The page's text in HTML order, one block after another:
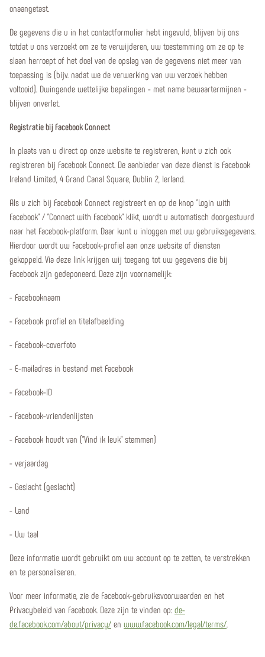
onaangetast.
De gegevens die u in het contactformulier hebt ingevuld, blijven bij ons
totdat u ons verzoekt om ze te verwijderen, uw toestemming om ze op te
slaan herroept of het doel van de opslag van de gegevens niet meer van
toepassing is (bijv. nadat we de verwerking van uw verzoek hebben
voltooid). Dwingende wettelijke bepalingen - met name bewaartermijnen -
blijven onverlet.
Registratie bij Facebook Connect
In plaats van u direct op onze website te registreren, kunt u zich ook
registreren bij Facebook Connect. De aanbieder van deze dienst is Facebook
Ireland Limited, 4 Grand Canal Square, Dublin 2, Ierland.
Als u zich bij Facebook Connect registreert en op de knop "Login with
Facebook" / "Connect with Facebook" klikt, wordt u automatisch doorgestuurd
naar het Facebook-platform. Daar kunt u inloggen met uw gebruiksgegevens.
Hierdoor wordt uw Facebook-profiel aan onze website of diensten
gekoppeld. Via deze link krijgen wij toegang tot uw gegevens die bij
Facebook zijn gedeponeerd. Deze zijn voornamelijk:
- Facebooknaam
- Facebook profiel en titelafbeelding
- Facebook-coverfoto
- E-mailadres in bestand met Facebook
- Facebook-ID
- Facebook-vriendenlijsten
- Facebook houdt van ("Vind ik leuk" stemmen)
- verjaardag
- Geslacht (geslacht)
- Land
- Uw taal
Deze informatie wordt gebruikt om uw account op te zetten, te verstrekken
en te personaliseren.
Voor meer informatie, zie de Facebook-gebruiksvoorwaarden en het
Privacybeleid van Facebook. Deze zijn te vinden op: de-
de.facebook.com/about/privacy/ en www.facebook.com/legal/terms/